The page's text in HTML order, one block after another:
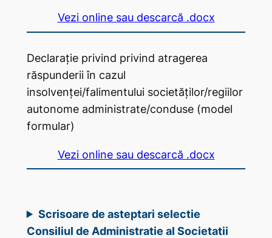
Vezi online sau descarcă .docx
Declarație privind privind atragerea
răspunderii în cazul
insolvenței/falimentului societăților/regiilor
autonome administrate/conduse (model
formular)
Vezi online sau descarcă .docx
Scrisoare de asteptari selectie
Consiliul de Administratie al Societatii